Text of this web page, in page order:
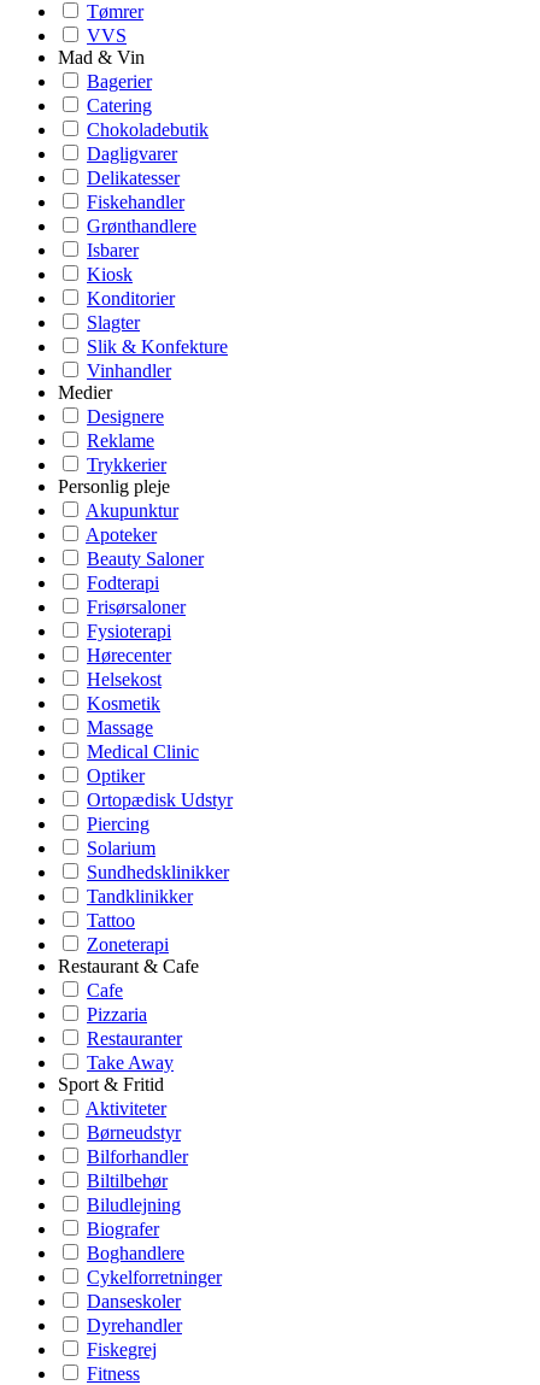
Tømrer
VVS
Mad & Vin
Bagerier
Catering
Chokoladebutik
Dagligvarer
Delikatesser
Fiskehandler
Grønthandlere
Isbarer
Kiosk
Konditorier
Slagter
Slik & Konfekture
Vinhandler
Medier
Designere
Reklame
Trykkerier
Personlig pleje
Akupunktur
Apoteker
Beauty Saloner
Fodterapi
Frisørsaloner
Fysioterapi
Hørecenter
Helsekost
Kosmetik
Massage
Medical Clinic
Optiker
Ortopædisk Udstyr
Piercing
Solarium
Sundhedsklinikker
Tandklinikker
Tattoo
Zoneterapi
Restaurant & Cafe
Cafe
Pizzaria
Restauranter
Take Away
Sport & Fritid
Aktiviteter
Børneudstyr
Bilforhandler
Biltilbehør
Biludlejning
Biografer
Boghandlere
Cykelforretninger
Danseskoler
Dyrehandler
Fiskegrej
Fitness